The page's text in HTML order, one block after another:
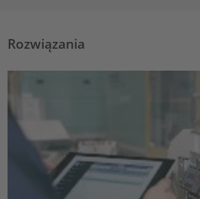
Rozwiązania